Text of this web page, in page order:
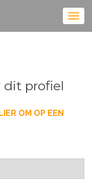
dit profiel
OM OP EEN